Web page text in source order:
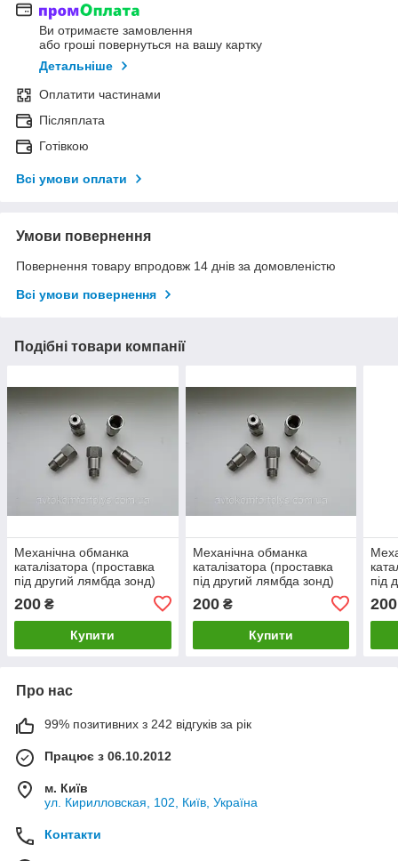
Ви отримаєте замовлення
або гроші повернуться на вашу картку
Детальніше
Оплатити частинами
Післяплата
Готівкою
Всі умови оплати
Умови повернення
Повернення товару впродовж 14 днів за домовленістю
Всі умови повернення
Подібні товари компанії
Механічна обманка
каталізатора (проставка
під другий лямбда зонд)
для Citroen C6 (Сітроен)
200 ₴
Купити
Механічна обманка
каталізатора (проставка
під другий лямбда зонд)
(Сітроен Берлінго)
200₴
Купити
під
200
Про нас
99% позитивних з 242 відгуків за рік
Працює з 06.10.2012
м. Київ
ул. Кирилловская, 102, Київ, Україна
Контакти